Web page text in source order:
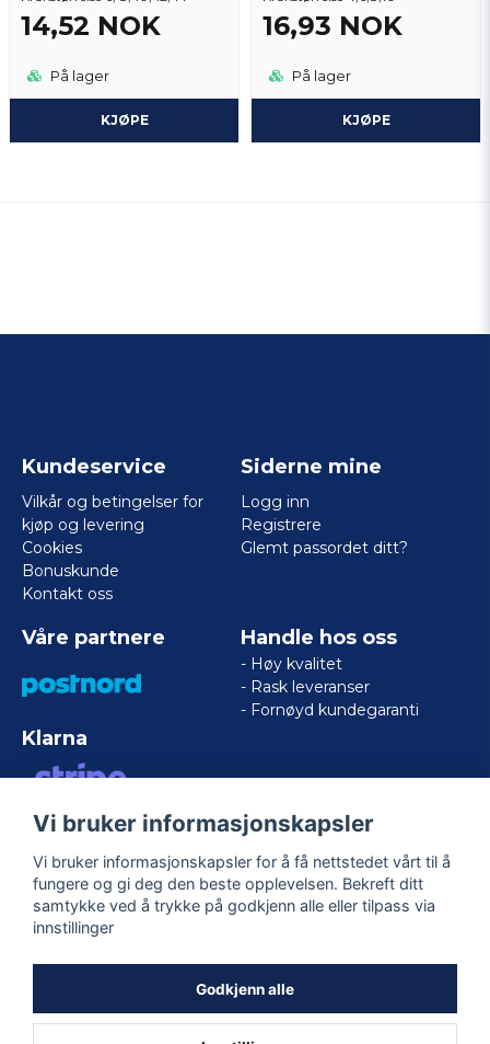
14,52 NOK
På lager
KJØPE
16,93 NOK
På lager
KJØPE
Kundeservice
Vilkår og betingelser for
kjøp og levering
Cookies
Bonuskunde
Kontakt oss
Siderne mine
Logg inn
Registrere
Glemt passordet ditt?
Våre partnere
Klarna
VISA/MASTERCARD/AMERICAN
Handle hos oss
- Høy kvalitet
- Rask leveranser
- Fornøyd kundegaranti
Følg oss
Vi bruker informasjonskapsler
Vi bruker informasjonskapsler for å få nettstedet vårt til å
fungere og gi deg den beste opplevelsen. Bekreft ditt
samtykke ved å trykke på godkjenn alle eller tilpass via
innstillinger
Godkjenn alle